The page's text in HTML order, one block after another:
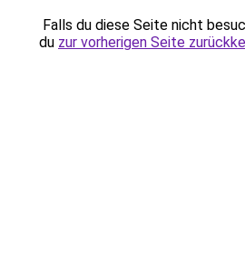
Falls du diese Seite nicht
du zur vorherigen Seite